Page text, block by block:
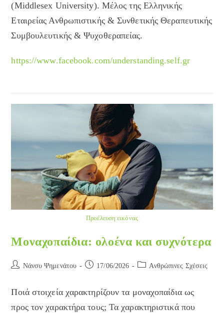
(Middlesex University). Mέλος της Ελληνικής
Εταιρείας Ανθρωπιστικής & Συνθετικής Θεραπευτικής
Συμβουλευτικής & Ψυχοθεραπείας.
https://www.facebook.com/understanding.self.gr
Προέλευση εικόνας
Μοναχοπαίδια: ολοένα και συχνότερα
Post Νάνσυ Ψημενάτου
Post 17/06/2026
Post Ανθρώπινες Σχέσεις
Ποιά στοιχεία χαρακτηρίζουν τα μοναχοπαίδια ως
προς τον χαρακτήρα τους; Τα χαρακτηριστικά που